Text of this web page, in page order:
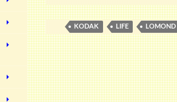
KODAK LIFE LOMOND